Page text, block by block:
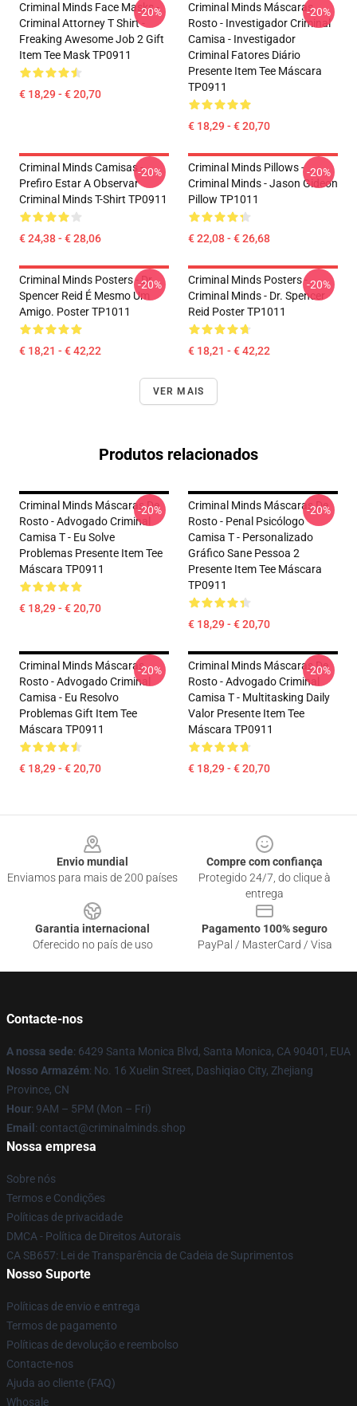
Criminal Minds Face Masks -
Criminal Attorney T Shirt -
Freaking Awesome Job 2 Gift
Item Tee Mask TP0911
€ 18,29 - € 20,70
-20%
Criminal Minds Máscaras
Rosto - Investigador Criminal
Camisa - Investigador
Criminal Fatores Diário
Presente Item Tee Máscara
TP0911
€ 18,29 - € 20,70
-20%
Criminal Minds Camisas -
Prefiro Estar A Observar
Criminal Minds T-Shirt TP0911
€ 24,38 - € 28,06
-20%
Criminal Minds Pillows -
Criminal Minds - Jason Gideon
Pillow TP1011
€ 22,08 - € 26,68
-20%
Criminal Minds Posters - Dr.
Spencer Reid É Mesmo Um
Amigo. Poster TP1011
€ 18,21 - € 42,22
-20%
Criminal Minds Posters -
Criminal Minds - Dr. Spencer
Reid Poster TP1011
€ 18,21 - € 42,22
-20%
VER MAIS
Produtos relacionados
Criminal Minds Máscaras De
Rosto - Advogado Criminal
Camisa T - Eu Solve
Problemas Presente Item Tee
Máscara TP0911
€ 18,29 - € 20,70
-20%
Criminal Minds Máscaras De
Rosto - Penal Psicólogo
Camisa T - Personalizado
Gráfico Sane Pessoa 2
Presente Item Tee Máscara
TP0911
€ 18,29 - € 20,70
-20%
Criminal Minds Máscaras
Rosto - Advogado Criminal
Camisa - Eu Resolvo
Problemas Gift Item Tee
Máscara TP0911
€ 18,29 - € 20,70
-20%
Criminal Minds Máscaras De
Rosto - Advogado Criminal
Camisa T - Multitasking Daily
Valor Presente Item Tee
Máscara TP0911
€ 18,29 - € 20,70
-20%
Envio mundial
Enviamos para mais de 200 países
Compre com confiança
Protegido 24/7, do clique à
entrega
Garantia internacional
Oferecido no país de uso
Pagamento 100% seguro
PayPal / MasterCard / Visa
Contacte-nos
A nossa sede: 6429 Santa Monica Blvd, Santa Monica, CA 90401, EUA
Nosso Armazém: No. 16 Xuelin Street, Dashiqiao City, Zhejiang
Province, CN
Hour: 9AM – 5PM (Mon – Fri)
Email : contact@criminalminds.shop
Nossa empresa
Sobre nós
Termos e Condições
Políticas de privacidade
DMCA - Política de Direitos Autorais
CA SB657: Lei de Transparência de Cadeia de Suprimentos
Nosso Suporte
Políticas de envio e entrega
Termos de pagamento
Políticas de devolução e reembolso
Contacte-nos
Ajuda ao cliente (FAQ)
Whosale